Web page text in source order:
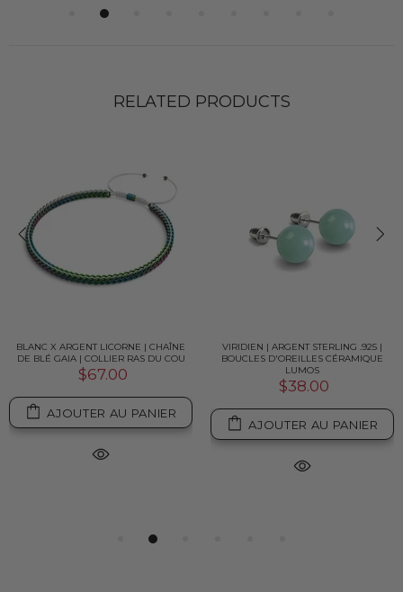
RELATED PRODUCTS
BLANC X ARGENT LICORNE | CHAÎNE
DE BLÉ GAIA | COLLIER RAS DU COU
$67.00
AJOUTER AU PANIER
VIRIDIEN | ARGENT STERLING .925 |
BOUCLES D'OREILLES CÉRAMIQUE
LUMOS
$38.00
AJOUTER AU PANIER